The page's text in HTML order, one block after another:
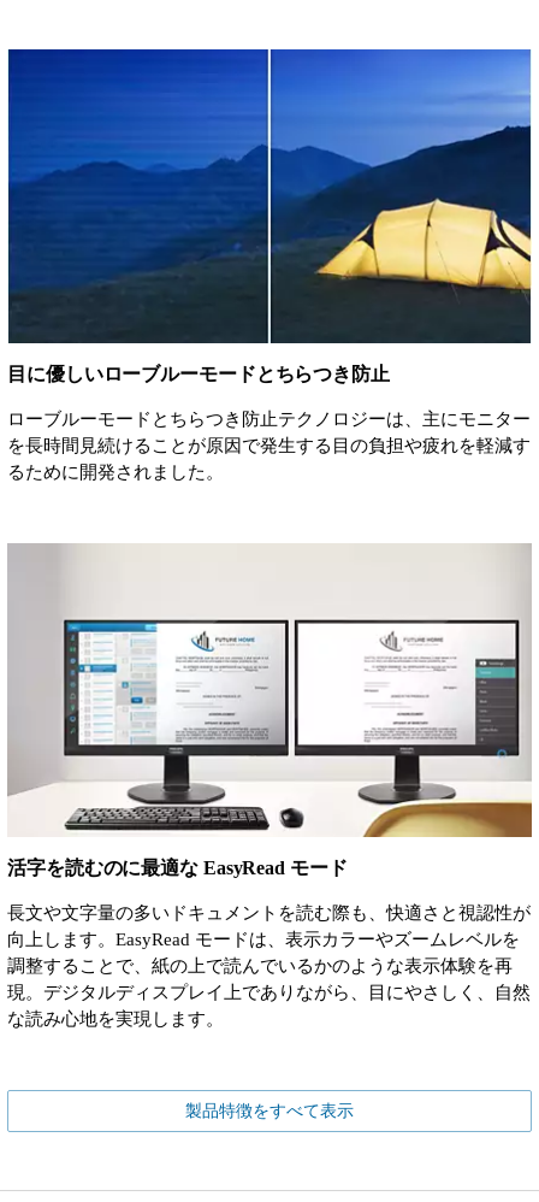
目に優しいローブルーモードとちらつき防止
ローブルーモードとちらつき防止テクノロジーは、主にモニター
を長時間見続けることが原因で発生する目の負担や疲れを軽減す
るために開発されました。
活字を読むのに最適な EasyRead モード
長文や文字量の多いドキュメントを読む際も、快適さと視認性が
向上します。EasyRead モードは、表示カラーやズームレベルを
調整することで、紙の上で読んでいるかのような表示体験を再
現。デジタルディスプレイ上でありながら、目にやさしく、自然
な読み心地を実現します。
製品特徴をすべて表示